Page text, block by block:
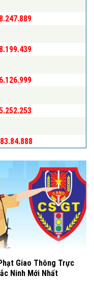
Giao Thông Trực
Ninh Mới Nhất